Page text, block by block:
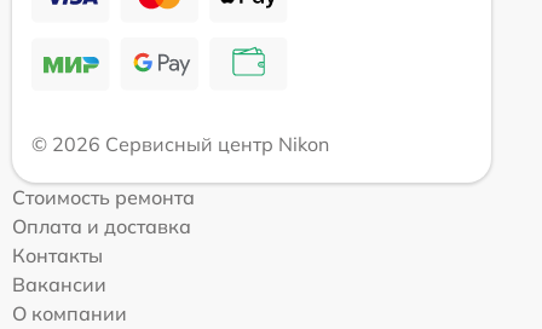
© 2026 Сервисный центр Nikon
Стоимость ремонта
Оплата и доставка
Контакты
Вакансии
О компании